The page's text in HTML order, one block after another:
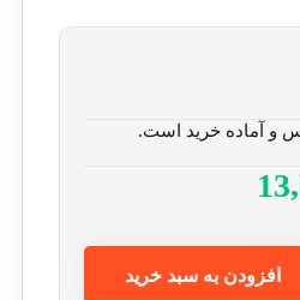
و آماده خرید است.
افزودن به سبد خرید